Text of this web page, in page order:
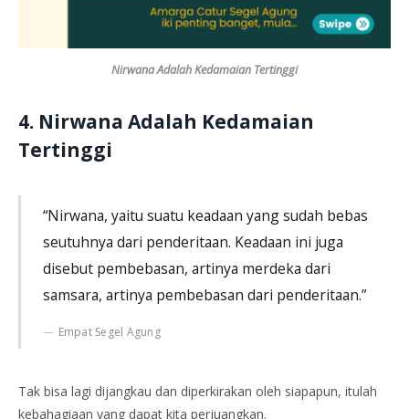
Nirwana Adalah Kedamaian Tertinggi
4. Nirwana Adalah Kedamaian
Tertinggi
“Nirwana, yaitu suatu keadaan yang sudah bebas
seutuhnya dari penderitaan. Keadaan ini juga
disebut pembebasan, artinya merdeka dari
samsara, artinya pembebasan dari penderitaan.”
Empat Segel Agung
Tak bisa lagi dijangkau dan diperkirakan oleh siapapun, itulah
kebahagiaan yang dapat kita perjuangkan.